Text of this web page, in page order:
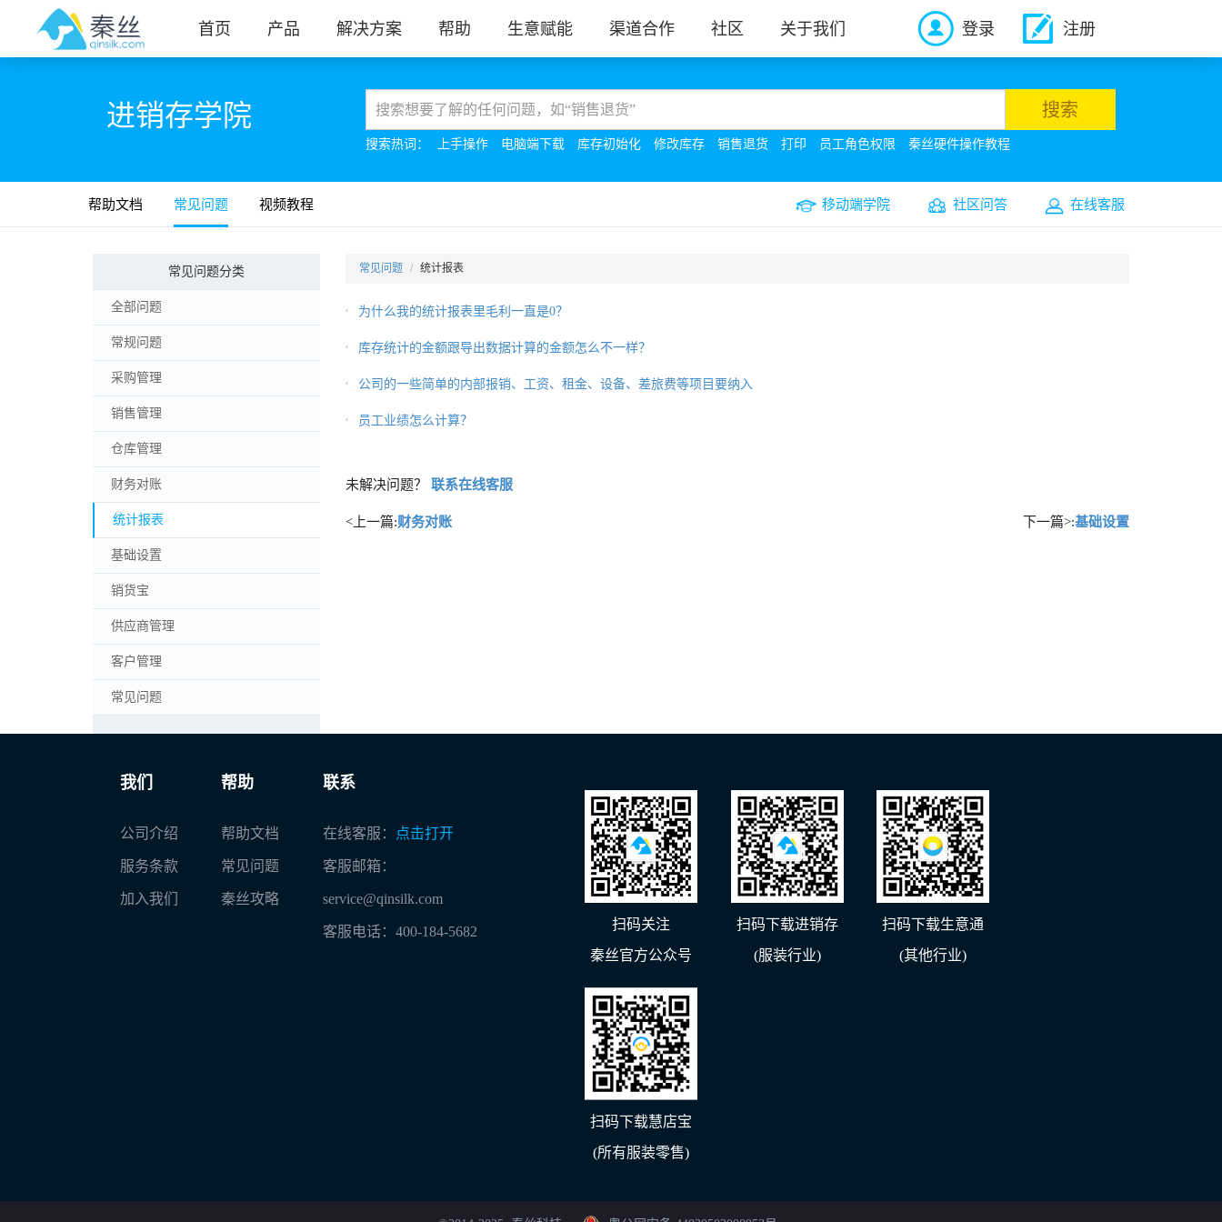
首页 产品 解决方案 帮助 生意赋能 渠道合作 社区 关于我们 登录 注册
进销存学院 搜索
搜索热词： 上手操作 电脑端下载 库存初始化 修改库存 销售退货 打印 员工角色权限 秦丝硬件操作教程
帮助文档 常见问题 视频教程 移动端学院 社区问答 在线客服
常见问题分类
全部问题
常规问题
采购管理
销售管理
仓库管理
财务对账
统计报表
基础设置
销货宝
供应商管理
客户管理
常见问题
常见问题 统计报表
为什么我的统计报表里毛利一直是0？
库存统计的金额跟导出数据计算的金额怎么不一样？
公司的一些简单的内部报销、工资、租金、设备、差旅费等项目要纳入
员工业绩怎么计算？
未解决问题？ 联系在线客服
<上一篇:财务对账 下一篇>:基础设置
我们
公司介绍
服务条款
加入我们
帮助
帮助文档
常见问题
秦丝攻略
联系
在线客服： 点击打开
客服邮箱：
service@qinsilk.com
客服电话： 400-184-5682 扫码关注
秦丝官方公众号
扫码下载进销存
(服装行业)
扫码下载生意通
(其他行业)
扫码下载慧店宝
(所有服装零售)